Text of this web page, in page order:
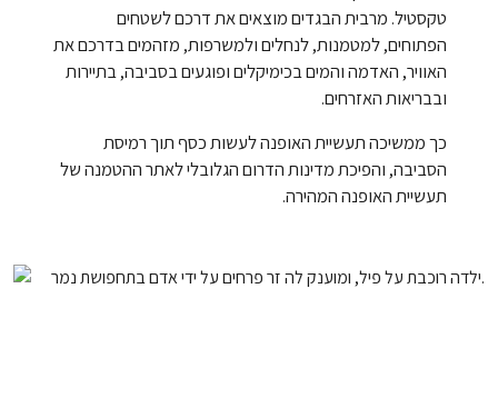
טקסטיל. מרבית הבגדים מוצאים את דרכם לשטחים
הפתוחים, למטמנות, לנחלים ולמשרפות, מזהמים בדרכם את
האוויר, האדמה והמים בכימיקלים ופוגעים בסביבה, בתיירות
ובבריאות האזרחים.
כך ממשיכה תעשיית האופנה לעשות כסף תוך רמיסת
הסביבה, והפיכת מדינות הדרום הגלובלי לאתר ההטמנה של
תעשיית האופנה המהירה.